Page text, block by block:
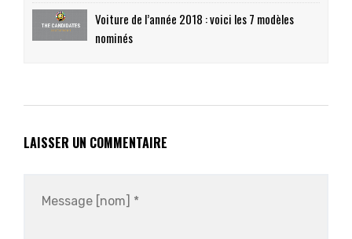
Voiture de l’année 2018 : voici les 7 modèles
nominés
LAISSER UN COMMENTAIRE